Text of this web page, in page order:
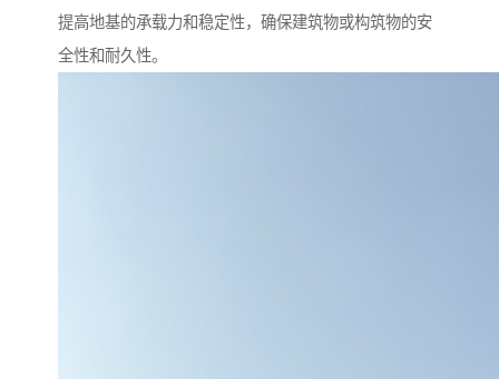
提高地基的承载力和稳定性，确保建筑物或构筑物的安
全性和耐久性。